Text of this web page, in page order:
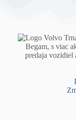
Begam, s viac
predaja vozidiel